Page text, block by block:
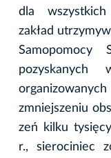
dla
zakład
Samopomocy
zmniejszeniu
zeń kilku
r., sierociniec